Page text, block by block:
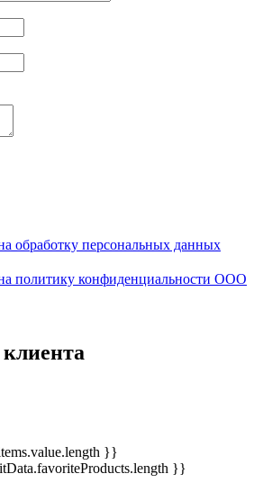
обработку персональных данных
на политику конфиденциальности ООО
}}
}}